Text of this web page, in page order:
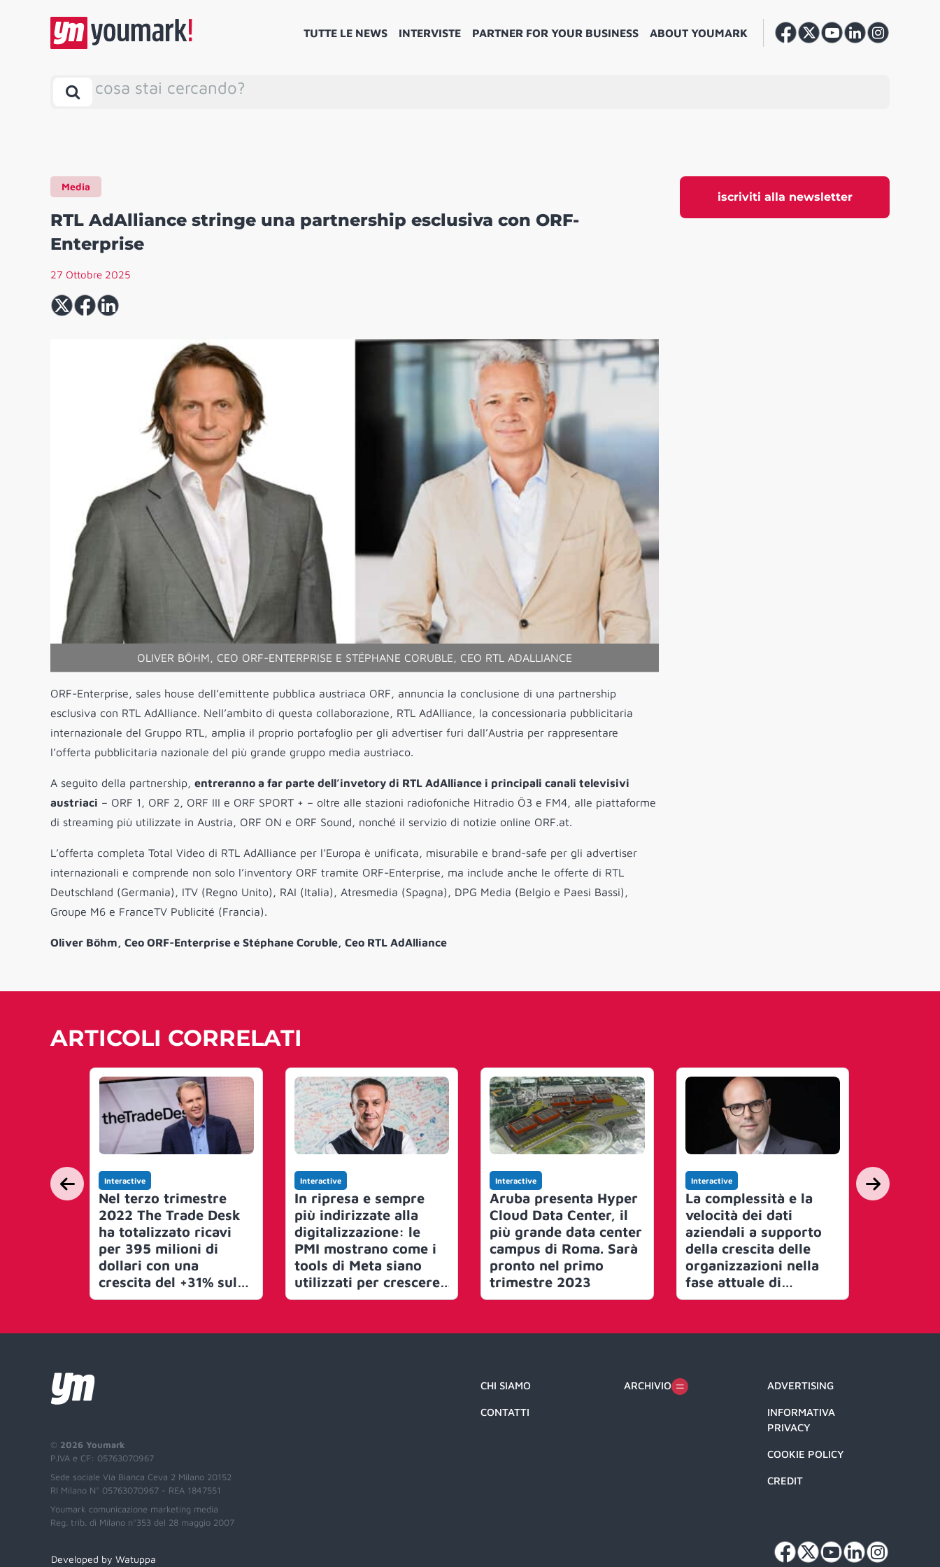
TUTTE LE NEWS INTERVISTE PARTNER FOR YOUR BUSINESS ABOUT YOUMARK
cosa stai cercando?
iscriviti alla newsletter
Media
RTL AdAlliance stringe una partnership esclusiva con ORF-
Enterprise
27 Ottobre 2025
OLIVER BÖHM, CEO ORF-ENTERPRISE E STÉPHANE CORUBLE, CEO RTL ADALLIANCE
ORF-Enterprise, sales house dell’emittente pubblica austriaca ORF, annuncia la conclusione di una partnership
esclusiva con RTL AdAlliance. Nell’ambito di questa collaborazione, RTL AdAlliance, la concessionaria pubblicitaria
internazionale del Gruppo RTL, amplia il proprio portafoglio per gli advertiser furi dall’Austria per rappresentare
l’offerta pubblicitaria nazionale del più grande gruppo media austriaco.
A seguito della partnership, entreranno a far parte dell’invetory di RTL AdAlliance i principali canali televisivi
austriaci – ORF 1, ORF 2, ORF III e ORF SPORT + – oltre alle stazioni radiofoniche Hitradio Ö3 e FM4, alle piattaforme
di streaming più utilizzate in Austria, ORF ON e ORF Sound, nonché il servizio di notizie online ORF.at.
L’offerta completa Total Video di RTL AdAlliance per l’Europa è unificata, misurabile e brand-safe per gli advertiser
internazionali e comprende non solo l’inventory ORF tramite ORF-Enterprise, ma include anche le offerte di RTL
Deutschland (Germania), ITV (Regno Unito), RAI (Italia), Atresmedia (Spagna), DPG Media (Belgio e Paesi Bassi),
Groupe M6 e FranceTV Publicité (Francia).
Oliver Böhm, Ceo ORF-Enterprise e Stéphane Coruble, Ceo RTL AdAlliance
ARTICOLI CORRELATI
Interactive
Nel terzo trimestre
2022 The Trade Desk
ha totalizzato ricavi
per 395 milioni di
dollari con una
crescita del +31% sul
pari periodo dell’anno
Interactive
In ripresa e sempre
più indirizzate alla
digitalizzazione: le
PMI mostrano come i
tools di Meta siano
utilizzati per crescere
in tutto il mondo
Interactive
Aruba presenta Hyper
Cloud Data Center, il
più grande data center
campus di Roma. Sarà
pronto nel primo
trimestre 2023
Interactive
La complessità e la
velocità dei dati
aziendali a supporto
della crescita delle
organizzazioni nella
fase attuale di
assestamento e
di Cloudera
Interactive
mondo
© 2026 Youmark
P.IVA e CF: 05763070967
Sede sociale Via Bianca Ceva 2 Milano 20152
RI Milano N° 05763070967 - REA 1847551
Youmark comunicazione marketing media
Reg. trib. di Milano n°353 del 28 maggio 2007
CHI SIAMO
CONTATTI
ARCHIVIO ADVERTISING
INFORMATIVA
PRIVACY
COOKIE POLICY
CREDIT
Developed by Watuppa